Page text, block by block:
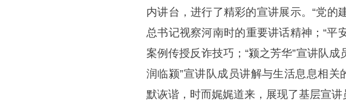
内讲台，进行了精彩的宣讲展示。“党的
总书记视察河南时的重要讲话精神；“平
案例传授反诈技巧；“颍之芳华”宣讲队
润临颍”宣讲队成员讲解与生活息息相
默诙谐，时而娓娓道来，展现了基层宣讲